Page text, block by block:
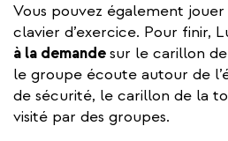
Vous pouvez également
clavier d’exercice. Pour finir,
à la demandesur le carillon
le groupe écoute autour de
de sécurité, le carillon de la
visité par des groupes.